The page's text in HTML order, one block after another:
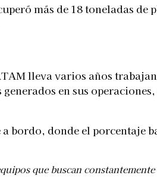
más de 18 toneladas
lleva varios años
en sus operaciones,
donde el porcentaje
que buscan